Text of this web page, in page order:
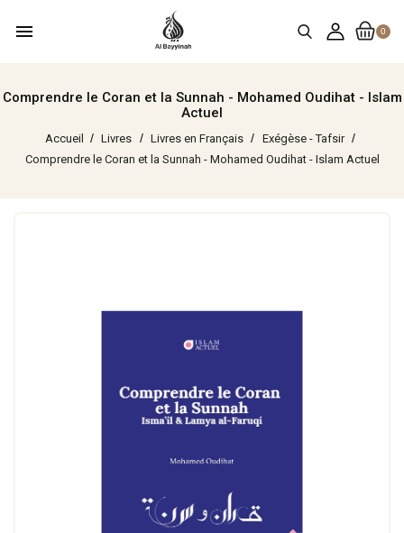
0
menu
Comprendre le Coran et la Sunnah - Mohamed Oudihat - Islam
Actuel
Accueil Livres Livres en Français
Exégèse - Tafsir
Comprendre le Coran et la Sunnah - Mohamed Oudihat - Islam Actuel